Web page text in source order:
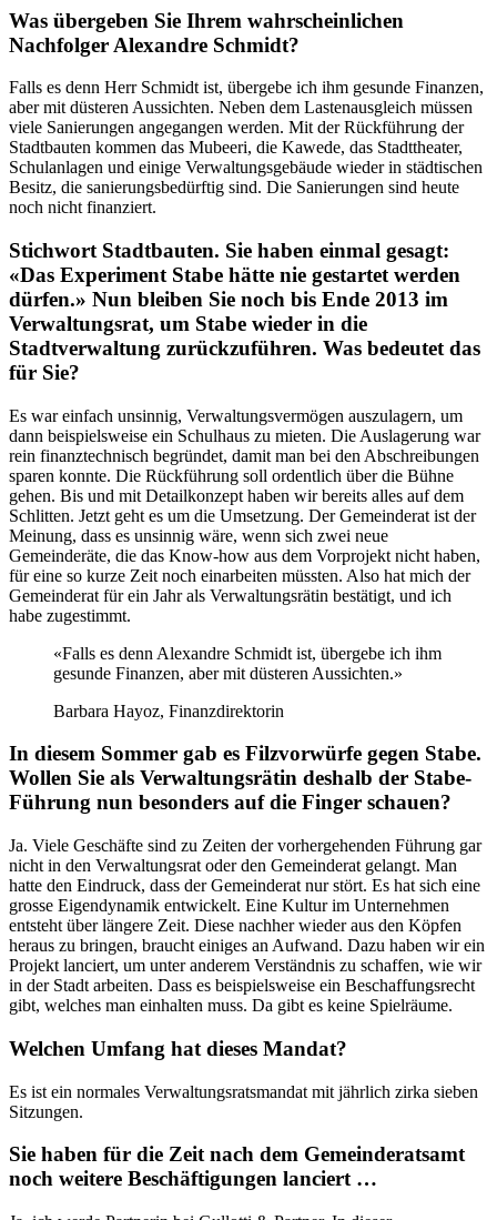
Was übergeben Sie Ihrem wahrscheinlichen
Nachfolger Alexandre Schmidt?
Falls es denn Herr Schmidt ist, übergebe ich ihm gesunde Finanzen,
aber mit düsteren Aussichten. Neben dem Lastenausgleich müssen
viele Sanierungen angegangen werden. Mit der Rückführung der
Stadtbauten kommen das Mubeeri, die Kawede, das Stadttheater,
Schulanlagen und einige Verwaltungsgebäude wieder in städtischen
Besitz, die sanierungsbedürftig sind. Die Sanierungen sind heute
noch nicht finanziert.
Stichwort Stadtbauten. Sie haben einmal gesagt:
«Das Experiment Stabe hätte nie gestartet werden
dürfen.» Nun bleiben Sie noch bis Ende 2013 im
Verwaltungsrat, um Stabe wieder in die
Stadtverwaltung zurückzuführen. Was bedeutet das
für Sie?
Es war einfach unsinnig, Verwaltungsvermögen auszulagern, um
dann beispielsweise ein Schulhaus zu mieten. Die Auslagerung war
rein finanztechnisch begründet, damit man bei den Abschreibungen
sparen konnte. Die Rückführung soll ordentlich über die Bühne
gehen. Bis und mit Detailkonzept haben wir bereits alles auf dem
Schlitten. Jetzt geht es um die Umsetzung. Der Gemeinderat ist der
Meinung, dass es unsinnig wäre, wenn sich zwei neue
Gemeinderäte, die das Know-how aus dem Vorprojekt nicht haben,
für eine so kurze Zeit noch einarbeiten müssten. Also hat mich der
Gemeinderat für ein Jahr als Verwaltungsrätin bestätigt, und ich
habe zugestimmt.
«Falls es denn Alexandre Schmidt ist, übergebe ich ihm
gesunde Finanzen, aber mit düsteren Aussichten.»
Barbara Hayoz, Finanzdirektorin
In diesem Sommer gab es Filzvorwürfe gegen Stabe.
Wollen Sie als Verwaltungsrätin deshalb der Stabe-
Führung nun besonders auf die Finger schauen?
Ja. Viele Geschäfte sind zu Zeiten der vorhergehenden Führung gar
nicht in den Verwaltungsrat oder den Gemeinderat gelangt. Man
hatte den Eindruck, dass der Gemeinderat nur stört. Es hat sich eine
grosse Eigendynamik entwickelt. Eine Kultur im Unternehmen
entsteht über längere Zeit. Diese nachher wieder aus den Köpfen
heraus zu bringen, braucht einiges an Aufwand. Dazu haben wir ein
Projekt lanciert, um unter anderem Verständnis zu schaffen, wie wir
in der Stadt arbeiten. Dass es beispielsweise ein Beschaffungsrecht
gibt, welches man einhalten muss. Da gibt es keine Spielräume.
Welchen Umfang hat dieses Mandat?
Es ist ein normales Verwaltungsratsmandat mit jährlich zirka sieben
Sitzungen.
Sie haben für die Zeit nach dem Gemeinderatsamt
noch weitere Beschäftigungen lanciert …